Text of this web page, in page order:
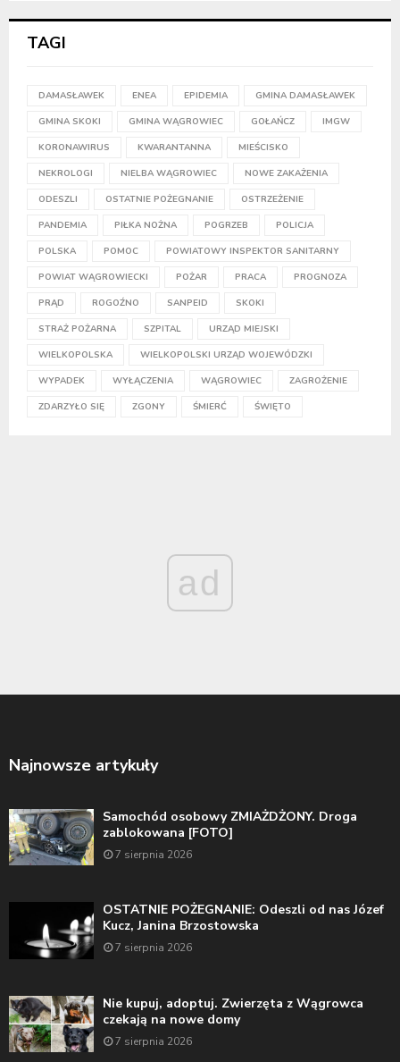
TAGI
DAMASŁAWEK ENEA EPIDEMIA GMINA DAMASŁAWEK
GMINA SKOKI GMINA WĄGROWIEC GOŁAŃCZ IMGW
KORONAWIRUS KWARANTANNA MIEŚCISKO
NEKROLOGI NIELBA WĄGROWIEC NOWE ZAKAŻENIA
ODESZLI OSTATNIE POŻEGNANIE OSTRZEŻENIE
PANDEMIA PIŁKA NOŻNA POGRZEB POLICJA
POLSKA POMOC POWIATOWY INSPEKTOR SANITARNY
POWIAT WĄGROWIECKI POŻAR PRACA PROGNOZA
PRĄD ROGOŹNO SANPEID SKOKI
STRAŻ POŻARNA SZPITAL URZĄD MIEJSKI
WIELKOPOLSKA WIELKOPOLSKI URZĄD WOJEWÓDZKI
WYPADEK WYŁĄCZENIA WĄGROWIEC ZAGROŻENIE
ZDARZYŁO SIĘ ZGONY ŚMIERĆ ŚWIĘTO
ad
Najnowsze artykuły
Samochód osobowy ZMIAŻDŻONY. Droga
zablokowana [FOTO]
7 sierpnia 2026
OSTATNIE POŻEGNANIE: Odeszli od nas Józef
Kucz, Janina Brzostowska
7 sierpnia 2026
Nie kupuj, adoptuj. Zwierzęta z Wągrowca
czekają na nowe domy
7 sierpnia 2026